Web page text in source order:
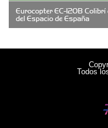
Cubanico´s
Denisi
Eurocopter EC-120B
del Espacio de España
Todos